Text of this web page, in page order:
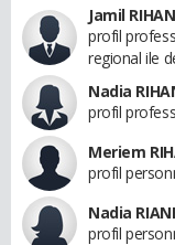
Jamil
profil
regional ile
Nadia
profil
Meriem
profil
Nadia
profil